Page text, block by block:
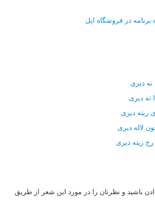
برنامه در فروشگاه اپل
ته دیری
ته دیری
ریته دیری
لاله دیری
ریته دیری
باشید و نظرتان را در مورد این شعر از طریق